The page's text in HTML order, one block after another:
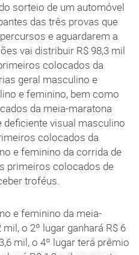
sorteio de um automóvel
das três provas que
e aguardarem a
vai distribuir R$ 98,3 mil
colocados da
geral masculino e
e feminino, bem como
da meia-maratona
deficiente visual masculino
colocados da
e feminino da corrida de
primeiros colocados de
troféus.
e feminino da meia-
o 2º lugar ganhará R$ 6
mil, o 4º lugar terá prêmio